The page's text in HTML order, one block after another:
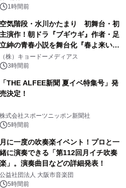
1時間前
空気階段・水川かたまり 初舞台・初
主演作！朝ドラ『ブギウギ』作者・足
立紳の青春小説を舞台化『春よ来い、
マジで来い』キービジュアル解禁！
（株）キョードーメディアス
3時間前
「THE ALFEE新聞 夏イベ特集号」発
売決定！
株式会社スポーツニッポン新聞社
5時間前
月に一度の吹奏楽イベント！プロと一
緒に演奏できる「第112回月イチ吹奏
楽」。演奏曲目などの詳細発表！
公益社団法人 大阪市音楽団
5時間前